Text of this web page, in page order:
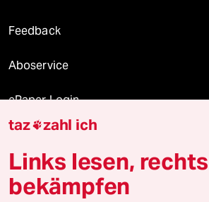
Feedback
Aboservice
ePaper Login
Downloads für Abonnierende
© 2026 taz Verlags und Vertriebs GmbH
taz zahl ich
Links lesen, rechts
bekämpfen